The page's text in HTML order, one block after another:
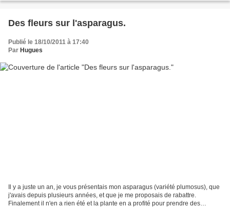
Des fleurs sur l'asparagus.
Publié le 18/10/2011 à 17:40
Par Hugues
Il y a juste un an, je vous présentais mon asparagus (variété plumosus), que
j'avais depuis plusieurs années, et que je me proposais de rabattre.
Finalement il n'en a rien été et la plante en a profité pour prendre des